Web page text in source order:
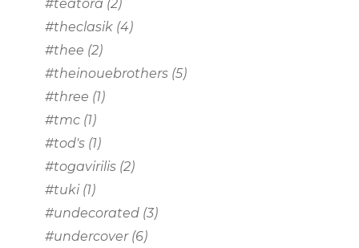
#teatora (2)
#theclasik (4)
#thee (2)
#theinouebrothers (5)
#three (1)
#tmc (1)
#tod's (1)
#togavirilis (2)
#tuki (1)
#undecorated (3)
#undercover(6)